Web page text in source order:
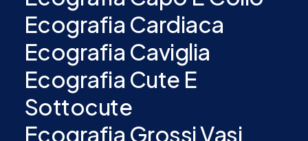
Ecografia Cardiaca
Ecografia Caviglia
Ecografia Cute E
Sottocute
Ecografia Grossi Vasi